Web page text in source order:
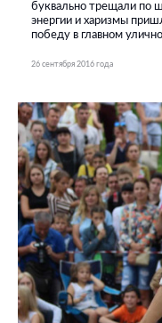
буквально трещали по
энергии и харизмы
победу в главном
26 сентября 2016 года